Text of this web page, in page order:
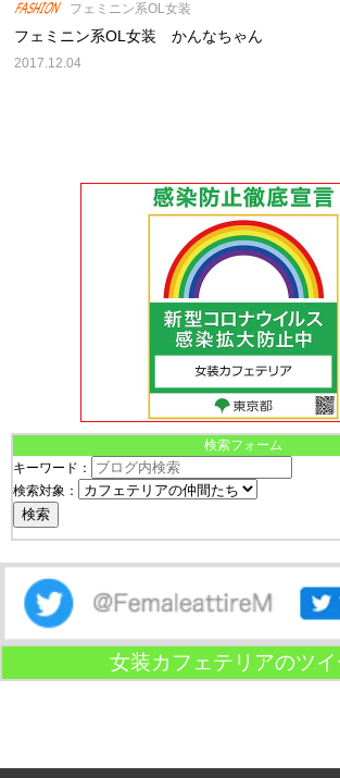
フェミニン系OL女装
フェミニン系OL女装 かんなちゃん
2017.12.04
検索フォーム
キーワード：
検索対象：
女装カフェテリアのツイ